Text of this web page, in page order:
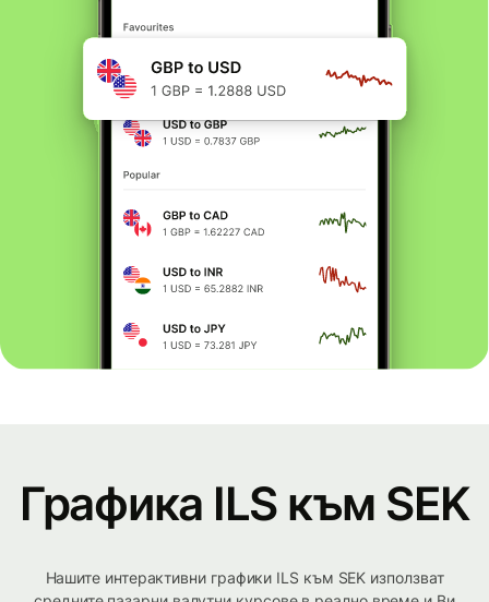
Графика ILS към SEK
Нашите интерактивни графики ILS към SEK използват